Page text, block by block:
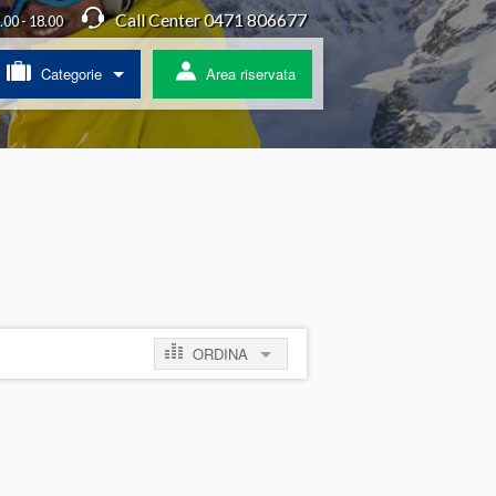
- 18.00 Call Center 0471 806677
Categorie Area riservata
ORDINA